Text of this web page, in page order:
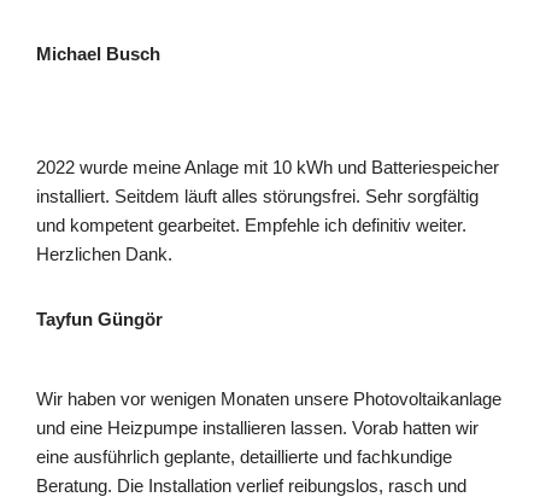
Michael Busch
2022 wurde meine Anlage mit 10 kWh und Batteriespeicher
installiert. Seitdem läuft alles störungsfrei. Sehr sorgfältig
und kompetent gearbeitet. Empfehle ich definitiv weiter.
Herzlichen Dank.
Tayfun Güngör
Wir haben vor wenigen Monaten unsere Photovoltaikanlage
und eine Heizpumpe installieren lassen. Vorab hatten wir
eine ausführlich geplante, detaillierte und fachkundige
Beratung. Die Installation verlief reibungslos, rasch und